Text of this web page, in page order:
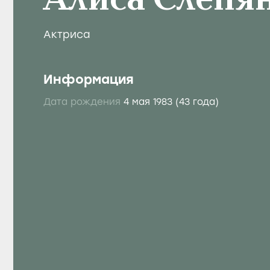
Актриса
Информация
Дата рождения 4 мая 1983 (43 года)